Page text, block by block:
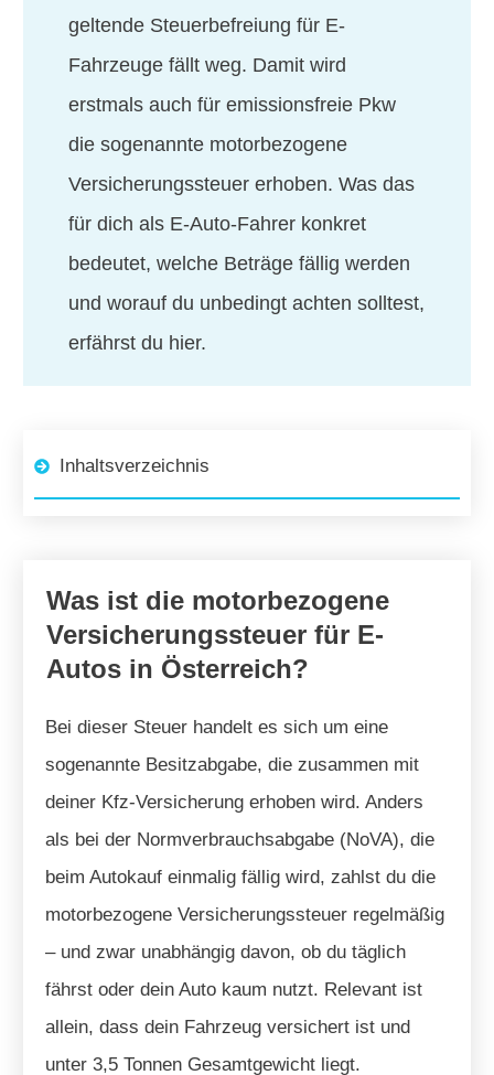
geltende Steuerbefreiung für E-
Fahrzeuge fällt weg. Damit wird
erstmals auch für emissionsfreie Pkw
die sogenannte motorbezogene
Versicherungssteuer erhoben. Was das
für dich als E-Auto-Fahrer konkret
bedeutet, welche Beträge fällig werden
und worauf du unbedingt achten solltest,
erfährst du hier.
Inhaltsverzeichnis
Was ist die motorbezogene
Versicherungssteuer für E-
Autos in Österreich?
Bei dieser Steuer handelt es sich um eine
sogenannte Besitzabgabe, die zusammen mit
deiner Kfz-Versicherung erhoben wird. Anders
als bei der Normverbrauchsabgabe (NoVA), die
beim Autokauf einmalig fällig wird, zahlst du die
motorbezogene Versicherungssteuer regelmäßig
– und zwar unabhängig davon, ob du täglich
fährst oder dein Auto kaum nutzt. Relevant ist
allein, dass dein Fahrzeug versichert ist und
unter 3,5 Tonnen Gesamtgewicht liegt.